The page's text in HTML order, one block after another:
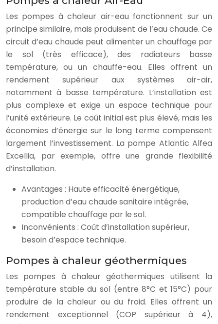
Les pompes à chaleur air-eau fonctionnent sur un
principe similaire, mais produisent de l’eau chaude. Ce
circuit d’eau chaude peut alimenter un chauffage par
le sol (très efficace), des radiateurs basse
température, ou un chauffe-eau. Elles offrent un
rendement supérieur aux systèmes air-air,
notamment à basse température. L’installation est
plus complexe et exige un espace technique pour
l’unité extérieure. Le coût initial est plus élevé, mais les
économies d’énergie sur le long terme compensent
largement l’investissement. La pompe Atlantic Alfea
Excellia, par exemple, offre une grande flexibilité
d’installation.
Avantages : Haute efficacité énergétique,
production d’eau chaude sanitaire intégrée,
compatible chauffage par le sol.
Inconvénients : Coût d’installation supérieur,
besoin d’espace technique.
Pompes à chaleur géothermiques
Les pompes à chaleur géothermiques utilisent la
température stable du sol (entre 8°C et 15°C) pour
produire de la chaleur ou du froid. Elles offrent un
rendement exceptionnel (COP supérieur à 4),